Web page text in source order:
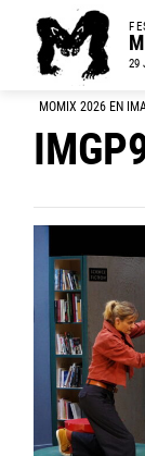
29
MOMIX 2026 EN